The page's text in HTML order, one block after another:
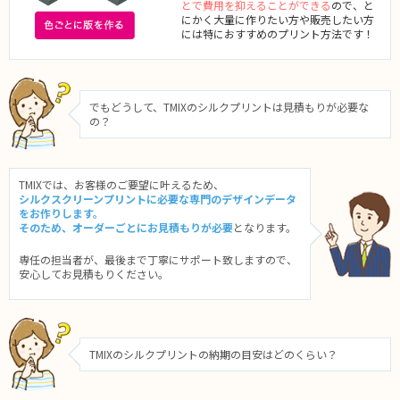
とで費用を抑えることができるので、と
にかく大量に作りたい方や販売したい方
には特におすすめのプリント方法です！
でもどうして、TMIXのシルクプリントは見積もりが必要な
の？
TMIXでは、お客様のご要望に叶えるため、
シルクスクリーンプリントに必要な専門のデザインデータ
をお作りします。
そのため、オーダーごとにお見積もりが必要となります。
専任の担当者が、最後まで丁寧にサポート致しますので、
安心してお見積もりください。
TMIXのシルクプリントの納期の目安はどのくらい？